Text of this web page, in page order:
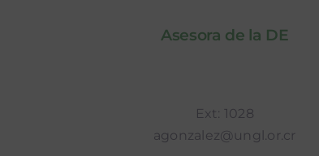
Asesora de la DE
Ext: 1028
agonzalez@ungl.or.cr